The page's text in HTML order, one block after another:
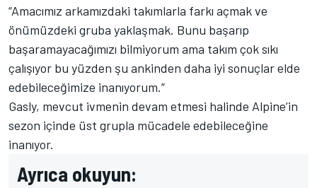
“Amacımız arkamızdaki takımlarla farkı açmak ve
önümüzdeki gruba yaklaşmak. Bunu başarıp
başaramayacağımızı bilmiyorum ama takım çok sıkı
çalışıyor bu yüzden şu ankinden daha iyi sonuçlar elde
edebileceğimize inanıyorum.”
Gasly, mevcut ivmenin devam etmesi halinde Alpine’in
sezon içinde üst grupla mücadele edebileceğine
inanıyor.
Ayrıca okuyun: